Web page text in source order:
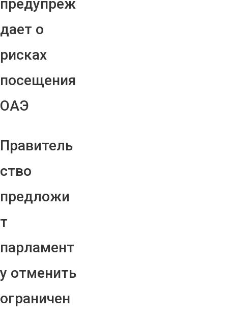
предупреж
дает о
рисках
посещения
ОАЭ
Правитель
ство
предложи
т
парламент
у отменить
ограничен